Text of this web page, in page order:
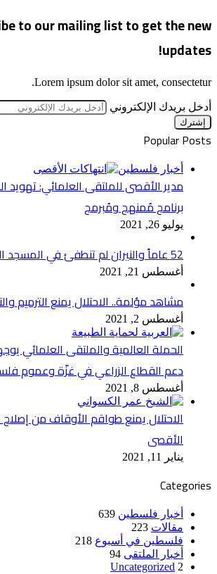
to our mailing list to get the new
updates!
Lorem ipsum dolor sit amet, consectetur.
أدخل بريدك الإلكتروني
Popular Posts
أخبار فلسطين
مدير الأقصى للملتقى العلمائي:
برنامج مُمنهج ومُبرمج
يوليو 26, 2021
52 عاماً والنيران لم تنطفئ في المسجد الأقصى المبارك
أغسطس 21, 2021
مشاهد مؤلمة.. الاحتلال يمنع الترميم
أغسطس 2, 2021
الحملة العالمية والملتقى العلمائي
دعم القطاع الزراعي في غزّة وعموم
أغسطس 8, 2021
الاحتلال يمنع طواقم الأوقاف من
الأقصى
يناير 11, 2021
Categories
أخبار فلسطين 639
مقالات 223
فلسطين في أسبوع 218
أخبار الملتقى 94
Uncategorized 2